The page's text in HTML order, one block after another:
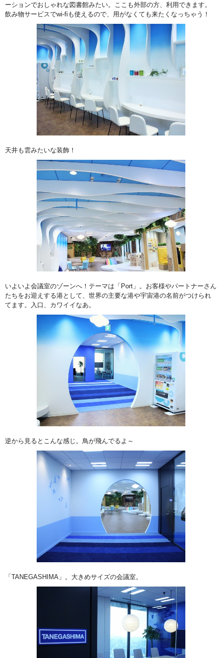
ーションでおしゃれな図書館みたい。ここも外部の方、利用できます。
飲み物サービスでwi-fiも使えるので、用がなくても来たくなっちゃう！
天井も雲みたいな装飾！
いよいよ会議室のゾーンへ！テーマは「Port」。お客様やパートナーさん
たちをお迎えする港として、世界の主要な港や宇宙港の名前がつけられ
てます。入口、カワイイなあ。
逆から見るとこんな感じ。鳥が飛んでるよ～
「TANEGASHIMA」。大きめサイズの会議室。